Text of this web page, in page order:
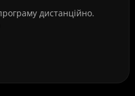
дистанційно.